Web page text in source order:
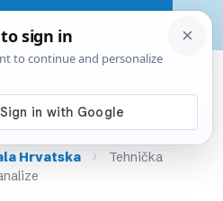
– grafovi,
Hrvatska ›
Tehnička